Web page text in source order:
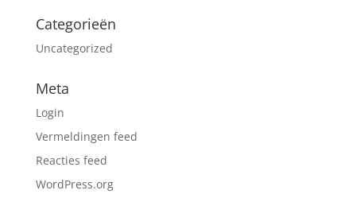
Categorieën
Uncategorized
Meta
Login
Vermeldingen feed
Reacties feed
WordPress.org